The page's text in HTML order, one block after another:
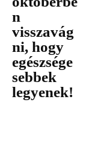
n
visszavág
ni, hogy
egészsége
sebbek
legyenek!